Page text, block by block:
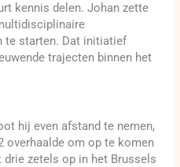
kennis delen. Johan zette
te starten. Dat initiatief
trajecten binnen het
hij even afstand te nemen,
overhaalde om op te komen
drie zetels op in het Brussels